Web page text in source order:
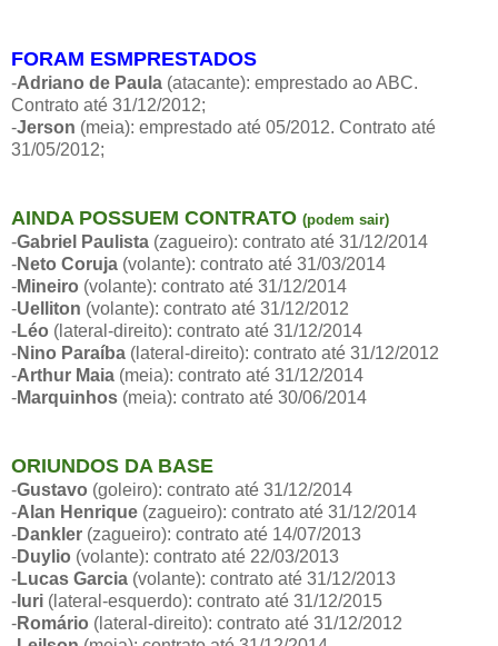
FORAM ESMPRESTADOS
-Adriano de Paula (atacante): emprestado ao ABC.
Contrato até 31/12/2012;
-Jerson (meia): emprestado até 05/2012. Contrato até
31/05/2012;
AINDA POSSUEM CONTRATO (podem sair)
-Gabriel Paulista (zagueiro): contrato até 31/12/2014
-Neto Coruja (volante): contrato até 31/03/2014
-Mineiro (volante): contrato até 31/12/2014
-Uelliton (volante): contrato até 31/12/2012
-Léo (lateral-direito): contrato até 31/12/2014
-Nino Paraíba (lateral-direito): contrato até 31/12/2012
-Arthur Maia (meia): contrato até 31/12/2014
-Marquinhos (meia): contrato até 30/06/2014
ORIUNDOS DA BASE
-Gustavo (goleiro): contrato até 31/12/2014
-Alan Henrique (zagueiro): contrato até 31/12/2014
-Dankler (zagueiro): contrato até 14/07/2013
-Duylio (volante): contrato até 22/03/2013
-Lucas Garcia (volante): contrato até 31/12/2013
- Iuri (lateral-esquerdo): contrato até 31/12/2015
-Romário (lateral-direito): contrato até 31/12/2012